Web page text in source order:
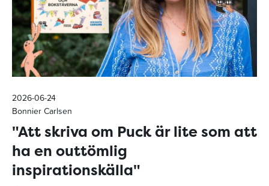
2026-06-24
Bonnier Carlsen
"Att skriva om Puck är lite som att
ha en outtömlig
inspirationskälla"